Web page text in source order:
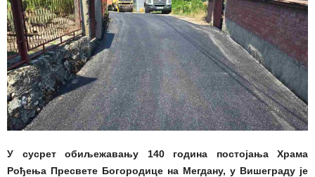
У сусрет обиљежавању 140 година постојања Храма
Рођења Пресвете Богородице на Мегдану, у Вишеграду је